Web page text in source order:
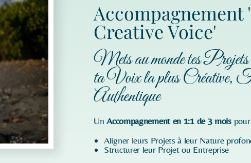
Accompagnement
Creative Voice'
Mets au monde tes
ta Voix la plus Créative,
Authentique
UnAccompagnement en 1:1 de 3 mois
Aligner leurs Projets à leur Nature
Structurer leur Projet ou Entreprise